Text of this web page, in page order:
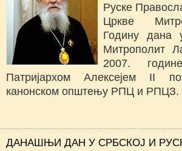
Руске
Цркве
Годину дана
Митрополит
2007.
Патријархом Алексејем II
канонском општењу РПЦ и РПЦЗ.
ДАНАШЊИ ДАН У СРБСКОЈ И